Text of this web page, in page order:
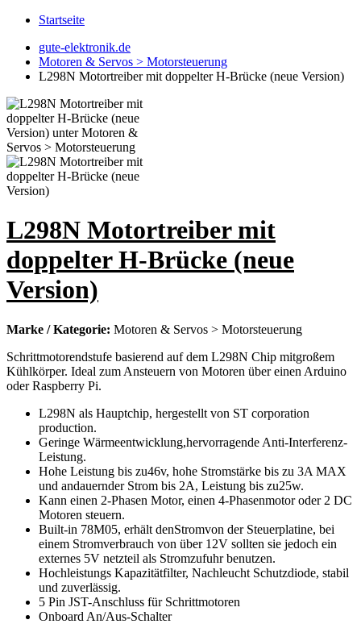
Startseite
gute-elektronik.de
Motoren & Servos > Motorsteuerung
L298N Motortreiber mit doppelter H-Brücke (neue Version)
L298N Motortreiber mit
doppelter H-Brücke (neue
Version)
Marke / Kategorie: Motoren & Servos > Motorsteuerung
Schrittmotorendstufe basierend auf dem L298N Chip mitgroßem
Kühlkörper. Ideal zum Ansteuern von Motoren über einen Arduino
oder Raspberry Pi.
L298N als Hauptchip, hergestellt von ST corporation
production.
Geringe Wärmeentwicklung,hervorragende Anti-Interferenz-
Leistung.
Hohe Leistung bis zu46v, hohe Stromstärke bis zu 3A MAX
und andauernder Strom bis 2A, Leistung bis zu25w.
Kann einen 2-Phasen Motor, einen 4-Phasenmotor oder 2 DC
Motoren steuern.
Built-in 78M05, erhält denStromvon der Steuerplatine, bei
einem Stromverbrauch von über 12V sollten sie jedoch ein
externes 5V netzteil als Stromzufuhr benutzen.
Hochleistungs Kapazitätfilter, Nachleucht Schutzdiode, stabil
und zuverlässig.
5 Pin JST-Anschluss für Schrittmotoren
Onboard An/Aus-Schalter